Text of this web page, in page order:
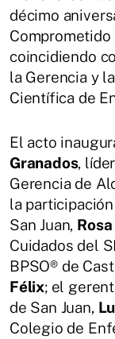
décimo
Comprometido
coincidiendo
la Gerencia y
Científica de
El acto
Granados,
Gerencia de
la
San Juan,
Cuidados del
BPSO® de
Félix; el
de San Juan,
Colegio de